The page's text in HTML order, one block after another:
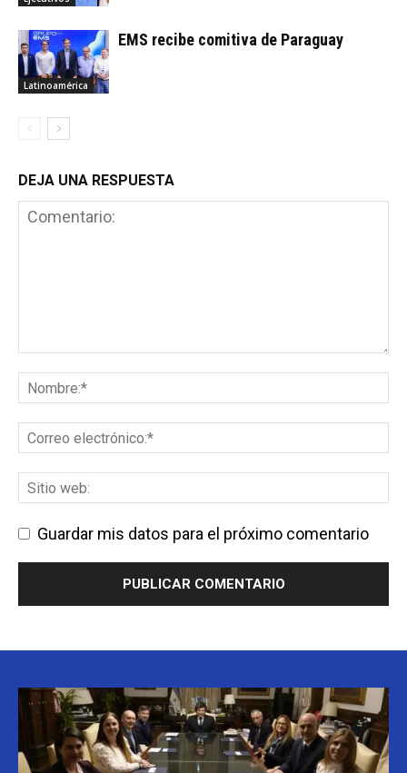
Latinoamérica
EMS recibe comitiva de Paraguay
DEJA UNA RESPUESTA
Guardar mis datos para el próximo comentario